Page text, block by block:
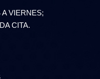
A VIERNES;
CITA.